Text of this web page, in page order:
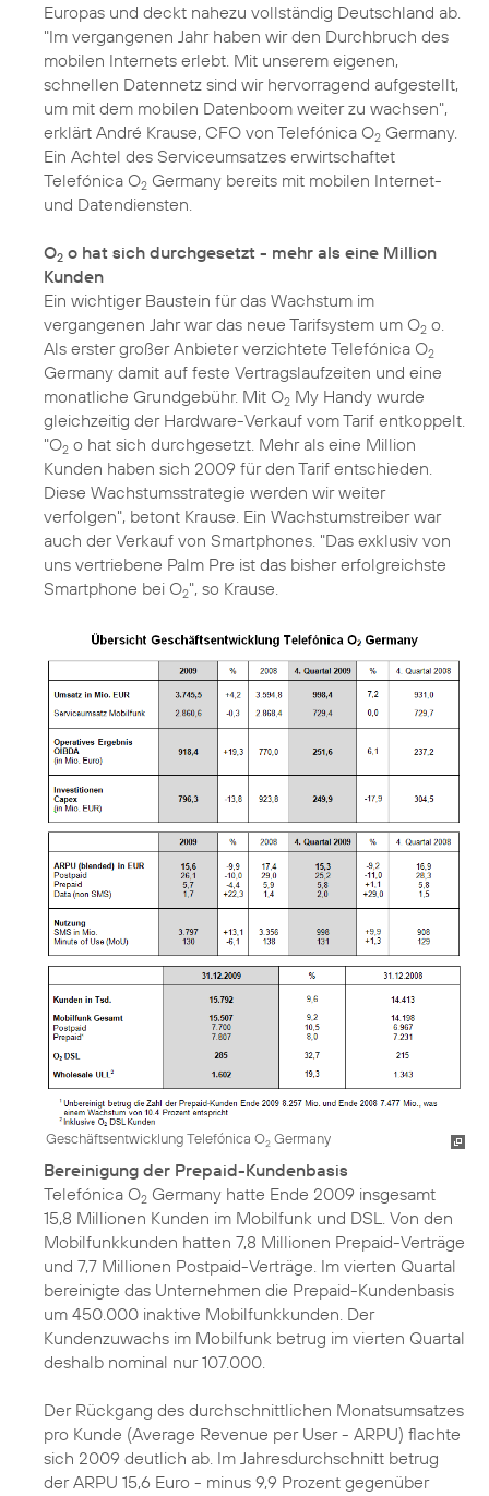
Europas und deckt nahezu vollständig Deutschland ab.
"Im vergangenen Jahr haben wir den Durchbruch des
mobilen Internets erlebt. Mit unserem eigenen,
schnellen Datennetz sind wir hervorragend aufgestellt,
um mit dem mobilen Datenboom weiter zu wachsen",
erklärt André Krause, CFO von Telefónica O2 Germany.
Ein Achtel des Serviceumsatzes erwirtschaftet
Telefónica O2 Germany bereits mit mobilen Internet-
und Datendiensten.
O2 o hat sich durchgesetzt - mehr als eine Million
Kunden
Ein wichtiger Baustein für das Wachstum im
vergangenen Jahr war das neue Tarifsystem um O2 o.
Als erster großer Anbieter verzichtete Telefónica O2
Germany damit auf feste Vertragslaufzeiten und eine
monatliche Grundgebühr. Mit O2 My Handy wurde
gleichzeitig der Hardware-Verkauf vom Tarif entkoppelt.
"O2 o hat sich durchgesetzt. Mehr als eine Million
Kunden haben sich 2009 für den Tarif entschieden.
Diese Wachstumsstrategie werden wir weiter
verfolgen", betont Krause. Ein Wachstumstreiber war
auch der Verkauf von Smartphones. "Das exklusiv von
uns vertriebene Palm Pre ist das bisher erfolgreichste
Smartphone bei O2", so Krause.
Geschäftsentwicklung Telefónica O2 Germany
Bereinigung der Prepaid-Kundenbasis
Telefónica O2 Germany hatte Ende 2009 insgesamt
15,8 Millionen Kunden im Mobilfunk und DSL. Von den
Mobilfunkkunden hatten 7,8 Millionen Prepaid-Verträge
und 7,7 Millionen Postpaid-Verträge. Im vierten Quartal
bereinigte das Unternehmen die Prepaid-Kundenbasis
um 450.000 inaktive Mobilfunkkunden. Der
Kundenzuwachs im Mobilfunk betrug im vierten Quartal
deshalb nominal nur 107.000.
Der Rückgang des durchschnittlichen Monatsumsatzes
pro Kunde (Average Revenue per User - ARPU) flachte
sich 2009 deutlich ab. Im Jahresdurchschnitt betrug
der ARPU 15,6 Euro - minus 9,9 Prozent gegenüber